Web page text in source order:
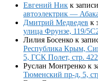
Евгений Ник к записи
автоэлектрик —
Дмитрий Медведев к
улица Фрунзе, 119/
Лилия Босенко к
Республика Крым,
5, ГСК Полет, стр. 422
Руслан Монтренко к
Тюменский пр-д, 5,